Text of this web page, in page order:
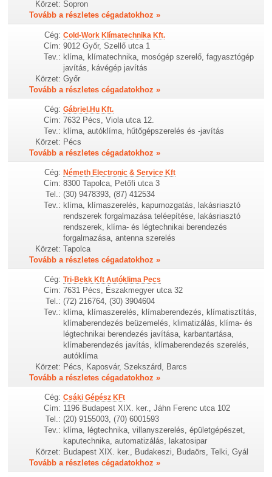
Körzet: Sopron
Tovább a részletes cégadatokhoz »
Cég: Cold-Work Klímatechnika Kft.
Cím: 9012 Győr, Szellő utca 1
Tev.: klíma, klímatechnika, mosógép szerelő, fagyasztógép
javítás, kávégép javítás
Körzet: Győr
Tovább a részletes cégadatokhoz »
Cég: Gábriel.Hu Kft.
Cím: 7632 Pécs, Viola utca 12.
Tev.: klíma, autóklíma, hűtőgépszerelés és -javítás
Körzet: Pécs
Tovább a részletes cégadatokhoz »
Cég: Németh Electronic & Service Kft
Cím: 8300 Tapolca, Petőfi utca 3
Tel.: (30) 9478393, (87) 412534
Tev.: klíma, klímaszerelés, kapumozgatás, lakásriasztó
rendszerek forgalmazása teléepítése, lakásriasztó
rendszerek, klíma- és légtechnikai berendezés
forgalmazása, antenna szerelés
Körzet: Tapolca
Tovább a részletes cégadatokhoz »
Cég: Tri-Bekk Kft Autóklima Pecs
Cím: 7631 Pécs, Északmegyer utca 32
Tel.: (72) 216764, (30) 3904604
Tev.: klíma, klímaszerelés, klímaberendezés, klímatisztítás,
klímaberendezés beüzemelés, klimatizálás, klíma- és
légtechnikai berendezés javítása, karbantartása,
klímaberendezés javítás, klímaberendezés szerelés,
autóklíma
Körzet: Pécs, Kaposvár, Szekszárd, Barcs
Tovább a részletes cégadatokhoz »
Cég: Csáki Gépész KFt
Cím: 1196 Budapest XIX. ker., Jáhn Ferenc utca 102
Tel.: (20) 9155003, (70) 6001593
Tev.: klíma, légtechnika, villanyszerelés, épületgépészet,
kaputechnika, automatizálás, lakatosipar
Körzet: Budapest XIX. ker., Budakeszi, Budaörs, Telki, Gyál
Tovább a részletes cégadatokhoz »